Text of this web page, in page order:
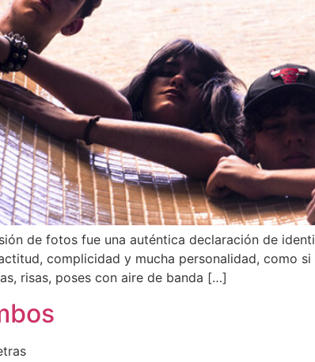
de fotos fue una auténtica declaración de
complicidad y mucha personalidad, como
risas, poses con aire de banda […]